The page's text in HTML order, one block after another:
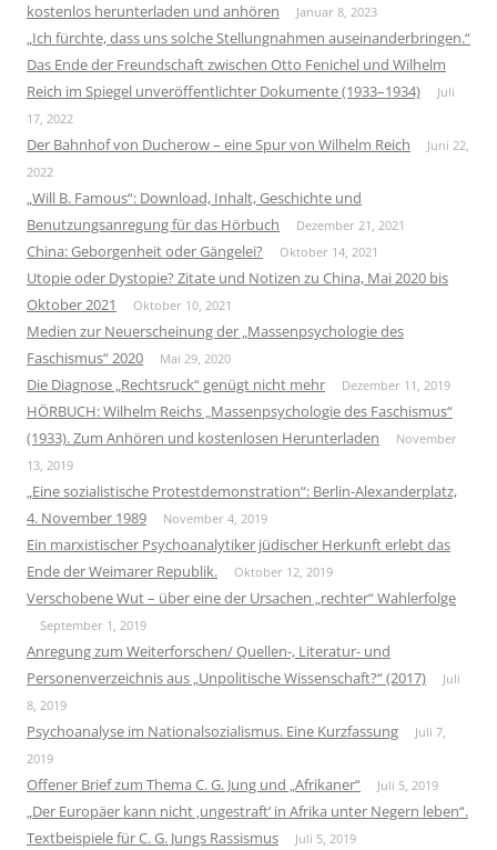
kostenlos herunterladen und anhören
Januar 8, 2023
„Ich fürchte, dass uns solche Stellungnahmen auseinanderbringen.“
Das Ende der Freundschaft zwischen Otto Fenichel und Wilhelm
Reich im Spiegel unveröffentlichter Dokumente (1933–1934)
Juli
17, 2022
Der Bahnhof von Ducherow – eine Spur von Wilhelm Reich
Juni 22,
2022
„Will B. Famous“: Download, Inhalt, Geschichte und
Benutzungsanregung für das Hörbuch
Dezember 21, 2021
China: Geborgenheit oder Gängelei? Oktober 14, 2021
Utopie oder Dystopie? Zitate und Notizen zu China, Mai 2020 bis
Oktober 2021
Oktober 10, 2021
Medien zur Neuerscheinung der „Massenpsychologie des
Faschismus“ 2020
Mai 29, 2020
Die Diagnose „Rechtsruck“ genügt nicht mehr Dezember 11, 2019
HÖRBUCH: Wilhelm Reichs „Massenpsychologie des Faschismus“
(1933). Zum Anhören und kostenlosen Herunterladen
November
13, 2019
„Eine sozialistische Protestdemonstration“: Berlin-Alexanderplatz,
4. November 1989
November 4, 2019
Ein marxistischer Psychoanalytiker jüdischer Herkunft erlebt das
Ende der Weimarer Republik.
Oktober 12, 2019
Verschobene Wut – über eine der Ursachen „rechter“ Wahlerfolge
September 1, 2019
Anregung zum Weiterforschen/ Quellen-, Literatur- und
Personenverzeichnis aus „Unpolitische Wissenschaft?“ (2017)
Juli
8, 2019
Psychoanalyse im Nationalsozialismus. Eine Kurzfassung
Juli 7,
2019
Offener Brief zum Thema C. G. Jung und „Afrikaner“ Juli 5, 2019
„Der Europäer kann nicht ‚ungestraft‘ in Afrika unter Negern leben“.
Textbeispiele für C. G. Jungs Rassismus
Juli 5, 2019